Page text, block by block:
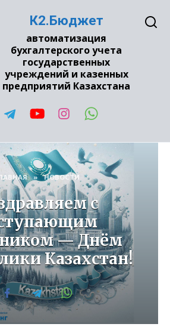
К2.Бюджет
автоматизация
бухгалтерского учета
государственных
учреждений и казенных
предприятий Казахстана
» НОВОСТИ
с
— Днём
Казахстан!